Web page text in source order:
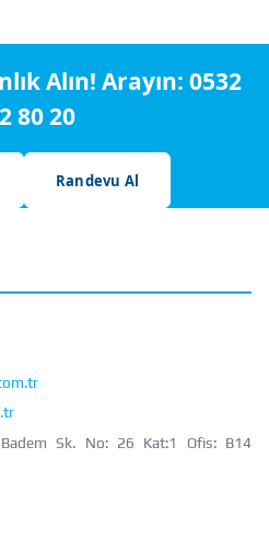
Alın! Arayın: 0532
80 20
Randevu Al
Sk. No: 26 Kat:1 Ofis: B14